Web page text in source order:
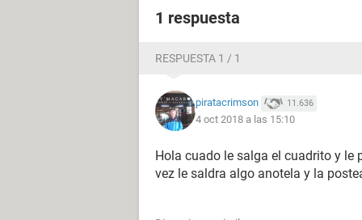
1 respuesta
RESPUESTA 1 / 1
piratacrimson 11.636
4 oct 2018 a las 15:10
Hola cuado le salga el cuadrito y le
vez le saldra algo anotela y la